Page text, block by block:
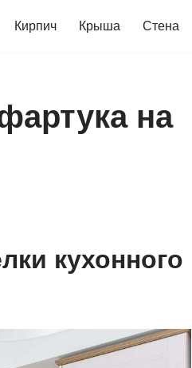
Кирпич Крыша Стена
на
кухонного